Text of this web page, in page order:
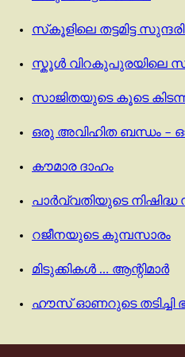
സ്‌കൂളിലെ തട്ടമിട്ട
സ്കൂൾ വിറകുപുരയിലെ
സാജിതയുടെ കൂടെ കിടന്ന
ഒരു അവിഹിത
കൗമാര ദാഹം
പാർവ്വതിയുടെ നിഷിദ്ധ
റജീനയുടെ കുമ്പസാരം
മിടുക്കികൾ … ആന്റിമാർ
ഹൗസ് ഓണറുടെ തടിച്ചി